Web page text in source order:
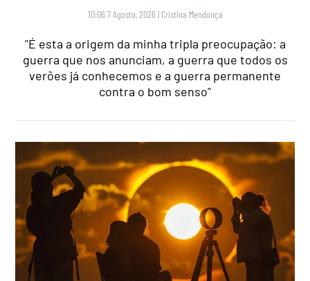
10:06 7 Agosto, 2026 | Cristina Mendonça
"É esta a origem da minha tripla preocupação: a
guerra que nos anunciam, a guerra que todos os
verões já conhecemos e a guerra permanente
contra o bom senso"